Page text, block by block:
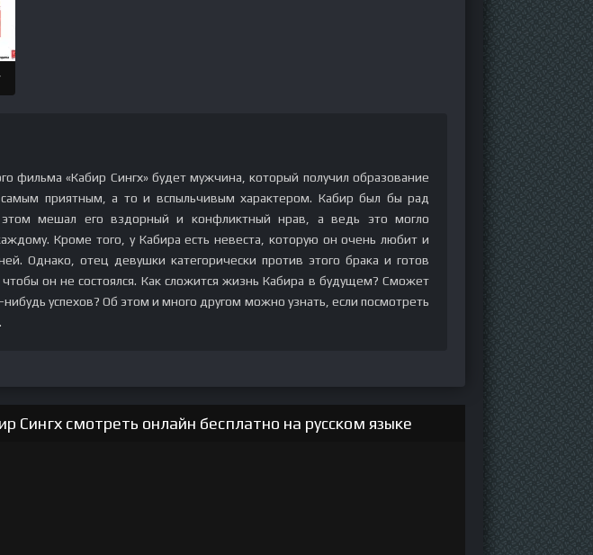
фильма «Кабир Сингх» будет мужчина, который получил образование
приятным, а то и вспыльчивым характером. Кабир был бы рад
этом мешал его вздорный и конфликтный нрав, а ведь это могло
Кроме того, у Кабира есть невеста, которую он очень любит и
Однако, отец девушки категорически против этого брака и готов
он не состоялся. Как сложится жизнь Кабира в будущем? Сможет
нибудь успехов? Об этом и много другом можно узнать, если посмотреть
Сингх смотреть онлайн бесплатно на русском языке